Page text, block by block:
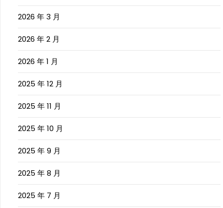
2026 年 3 月
2026 年 2 月
2026 年 1 月
2025 年 12 月
2025 年 11 月
2025 年 10 月
2025 年 9 月
2025 年 8 月
2025 年 7 月